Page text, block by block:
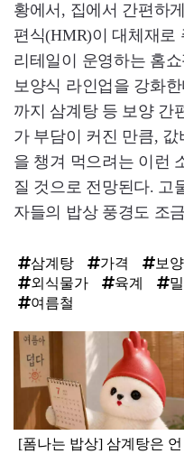
황에서, 집에서 간편하
편식(HMR)이 대체재로
리테일이 운영하는 홈
보양식 라인업을 강화
까지 삼계탕 등 보양 간
가 부담이 커진 만큼,
을 챙겨 먹으려는 이런
질 것으로 전망된다. 고
자들의 밥상 풍경도 조
삼계탕 가격 보
외식물가
육계
여름철
탑
라
인
[폼나는 밥상] 삼계탕은 언